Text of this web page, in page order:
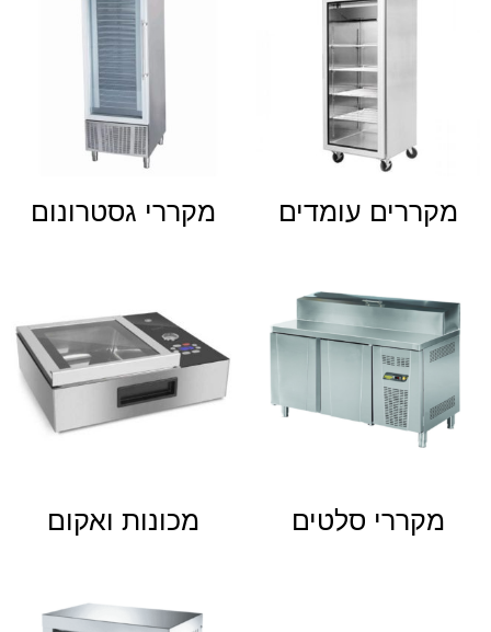
מקררים עומדים מקררי גסטרונום
מקררי סלטים מכונות ואקום